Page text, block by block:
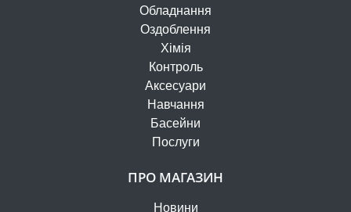
Обладнання
Оздоблення
Хімія
Контроль
Аксесуари
Навчання
Басейни
Послуги
ПРО МАГАЗИН
Новини